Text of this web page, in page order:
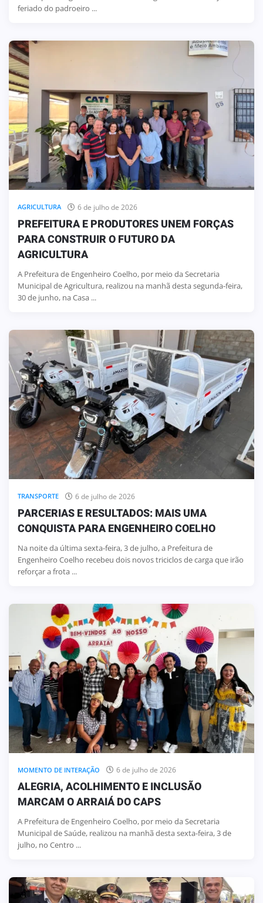
feriado do padroeiro ...
AGRICULTURA 6 de julho de 2026
PREFEITURA E PRODUTORES UNEM FORÇAS
PARA CONSTRUIR O FUTURO DA
AGRICULTURA
A Prefeitura de Engenheiro Coelho, por meio da Secretaria
Municipal de Agricultura, realizou na manhã desta segunda-feira,
30 de junho, na Casa ...
TRANSPORTE 6 de julho de 2026
PARCERIAS E RESULTADOS: MAIS UMA
CONQUISTA PARA ENGENHEIRO COELHO
Na noite da última sexta-feira, 3 de julho, a Prefeitura de
Engenheiro Coelho recebeu dois novos triciclos de carga que irão
reforçar a frota ...
MOMENTO DE INTERAÇÃO 6 de julho de 2026
ALEGRIA, ACOLHIMENTO E INCLUSÃO
MARCAM O ARRAIÁ DO CAPS
A Prefeitura de Engenheiro Coelho, por meio da Secretaria
Municipal de Saúde, realizou na manhã desta sexta-feira, 3 de
julho, no Centro ...